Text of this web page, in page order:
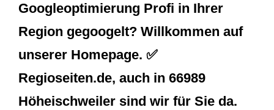
Googleoptimierung Profi in Ihrer
Region gegoogelt? Willkommen auf
unserer Homepage. ✅
Regioseiten.de, auch in 66989
Höheischweiler sind wir für Sie da.